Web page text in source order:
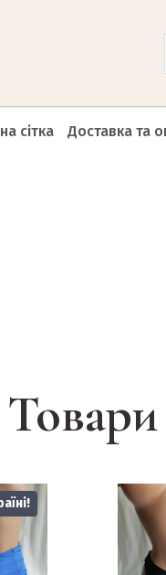
сітка Доставка та
Товари